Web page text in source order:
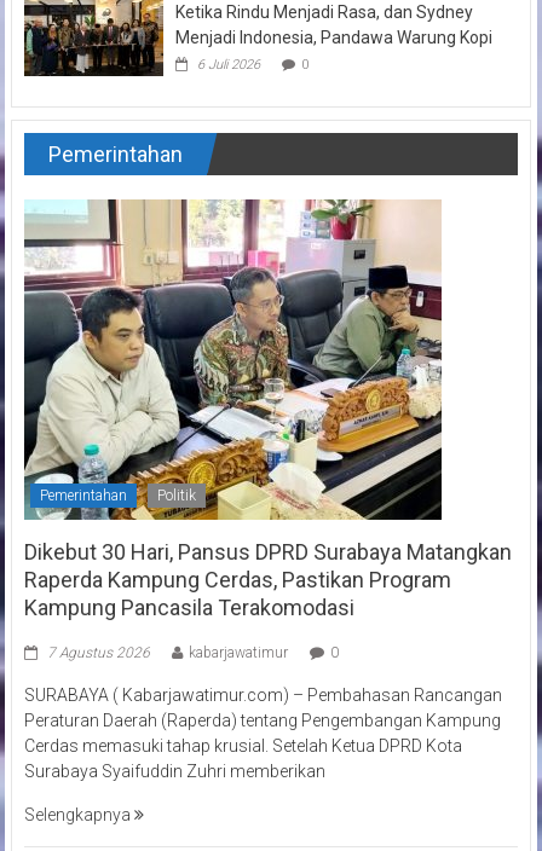
Ketika Rindu Menjadi Rasa, dan Sydney
Menjadi Indonesia, Pandawa Warung Kopi
6 Juli 2026 0
Pemerintahan
Pemerintahan Politik
Dikebut 30 Hari, Pansus DPRD Surabaya Matangkan
Raperda Kampung Cerdas, Pastikan Program
Kampung Pancasila Terakomodasi
7 Agustus 2026 kabarjawatimur 0
SURABAYA ( Kabarjawatimur.com) – Pembahasan Rancangan
Peraturan Daerah (Raperda) tentang Pengembangan Kampung
Cerdas memasuki tahap krusial. Setelah Ketua DPRD Kota
Surabaya Syaifuddin Zuhri memberikan
Selengkapnya